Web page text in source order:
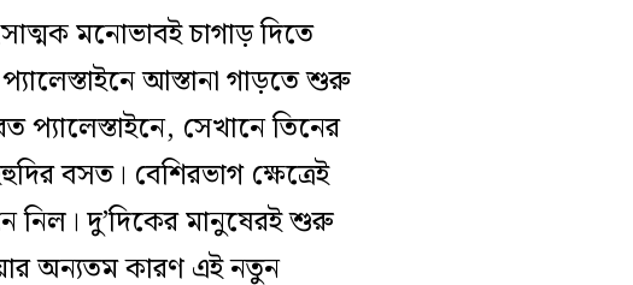
মনোভাবই চাগাড় দিতে
আস্তানা গাড়তে শুরু
সেখানে তিনের
বসত। বেশিরভাগ ক্ষেত্রেই
নিল। দু’দিকের মানুষেরই শুরু
অন্যতম কারণ এই নতুন